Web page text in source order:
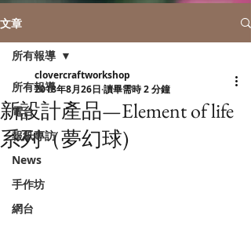
文章
所有報導
電台
報紙專訪
News
手作坊
網台
所有報導
新設計產品—Element of life
系列（夢幻球)
clovercraftworkshop
2018年8月26日 讀畢需時 2 分鐘